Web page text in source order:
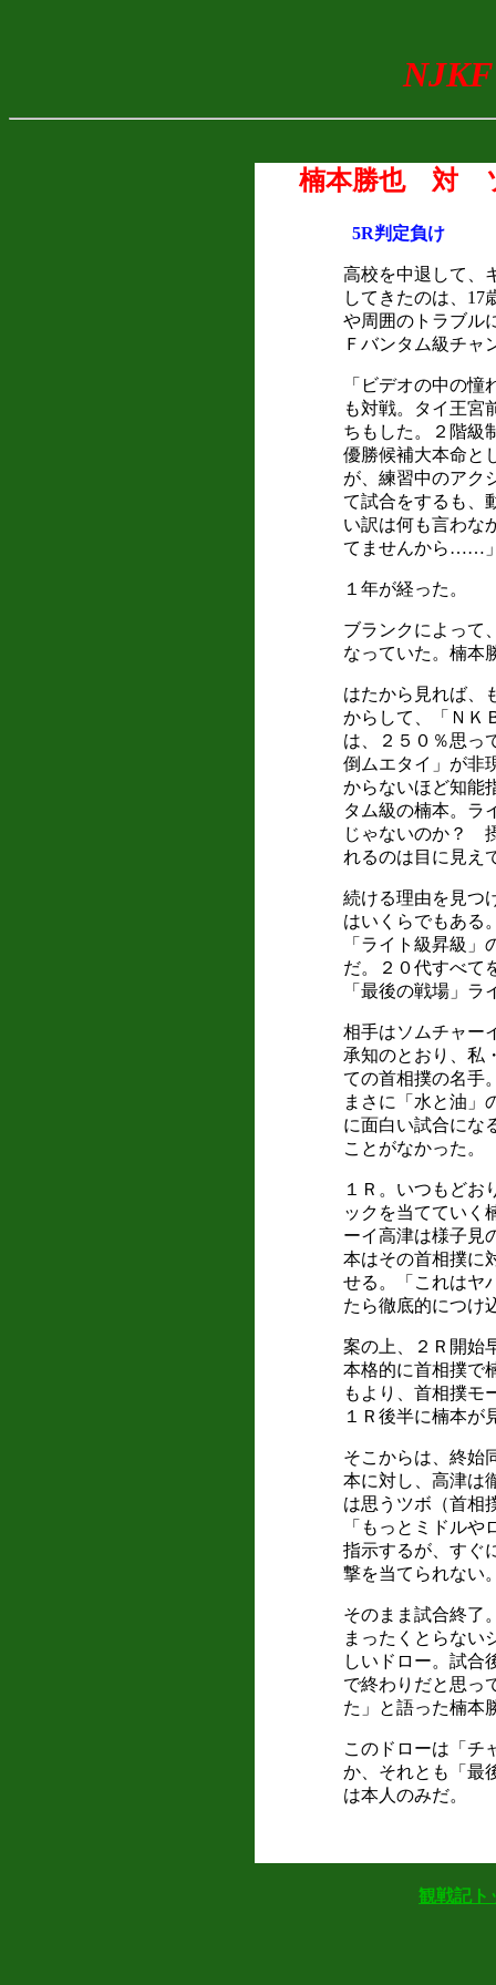
楠本勝也 対
5R判定負け
高校を中退して、
してきたのは、17
や周囲のトラブル
Ｆバンタム級チャ
「ビデオの中の
も対戦。タイ王宮
ちもした。２階級
優勝候補大本命と
が、練習中のアク
て試合をするも、
い訳は何も言わな
てませんから……
１年が経った。
ブランクによって
なっていた。楠本
はたから見れば、
からして、「ＮＫ
は、２５０％思っ
倒ムエタイ」が非
からないほど知能
タム級の楠本。ラ
じゃないのか？
れるのは目に見え
続ける理由を見つ
はいくらでもある
「ライト級昇級
だ。２０代すべて
「最後の戦場」
相手はソムチャー
承知のとおり、私
ての首相撲の名手
まさに「水と油」
に面白い試合にな
ことがなかった。
１Ｒ。いつもどお
ックを当てていく
ーイ高津は様子見
本はその首相撲に
せる。「これはヤ
たら徹底的につけ
案の上、２Ｒ開始
本格的に首相撲で
もより、首相撲モ
１Ｒ後半に楠本が
そこからは、終始
本に対し、高津は
は思うツボ（首相
「もっとミドル
指示するが、すぐ
撃を当てられない
そのまま試合終了
まったくとらない
しいドロー。試合
で終わりだと思っ
た」と語った楠本
このドローは「チ
か、それとも「最
は本人のみだ。
観戦記ト